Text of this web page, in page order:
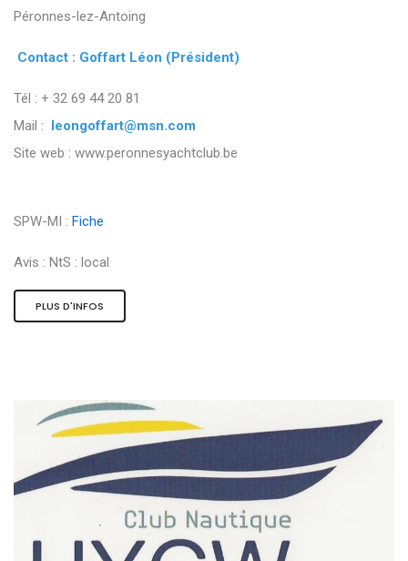
Péronnes-lez-Antoing
Contact : Goffart Léon (Président)
Tél : + 32 69 44 20 81
Mail : leongoffart@msn.com
Site web : www.peronnesyachtclub.be
SPW-MI : Fiche
Avis : NtS : local
PLUS D'INFOS